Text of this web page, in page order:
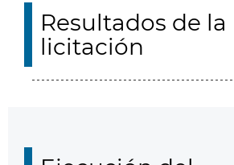
Resultados de la
licitación